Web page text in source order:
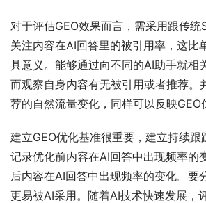
对于评估GEO效果而言，需采用跟传统
关注内容在AI回答里的被引用率，这比
具意义。能够通过向不同的AI助手就相
而观察自身内容有无被引用或者推荐。
荐的自然流量变化，同样可以反映GEO
建立GEO优化基准很重要，建立持续
记录优化前内容在AI回答中出现频率的
后内容在AI回答中出现频率的变化。要
更易被AI采用。随着AI技术快速发展，